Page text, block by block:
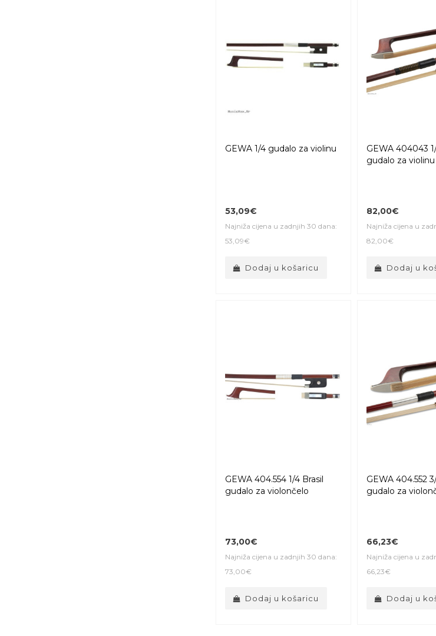
GEWA 1/4 gudalo za violinu
53,09€
Najniža cijena u zadnjih 30 dana:
53,09€
Dodaj u košaricu
GEWA 404043
gudalo za violinu
82,00€
Najniža cijena u
82,00€
Dodaj u
GEWA 404.554 1/4 Brasil
gudalo za violončelo
73,00€
Najniža cijena u zadnjih 30 dana:
73,00€
Dodaj u košaricu
GEWA 404.552
gudalo za
66,23€
Najniža cijena u
66,23€
Dodaj u